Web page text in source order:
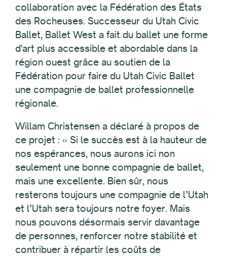
collaboration avec la Fédération des États
des Rocheuses. Successeur du Utah Civic
Ballet, Ballet West a fait du ballet une forme
d'art plus accessible et abordable dans la
région ouest grâce au soutien de la
Fédération pour faire du Utah Civic Ballet
une compagnie de ballet professionnelle
régionale.
Willam Christensen a déclaré à propos de
ce projet : « Si le succès est à la hauteur de
nos espérances, nous aurons ici non
seulement une bonne compagnie de ballet,
mais une excellente. Bien sûr, nous
resterons toujours une compagnie de l’Utah
et l’Utah sera toujours notre foyer. Mais
nous pouvons désormais servir davantage
de personnes, renforcer notre stabilité et
contribuer à répartir les coûts de